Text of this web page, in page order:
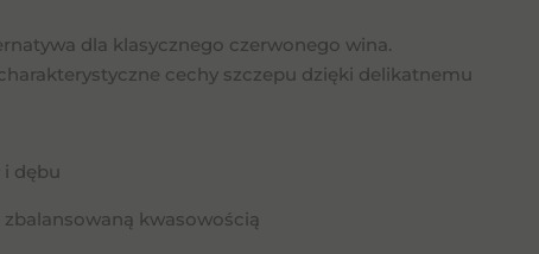
dla klasycznego czerwonego wina.
cechy szczepu dzięki delikatnemu
i dębu
kwasowością